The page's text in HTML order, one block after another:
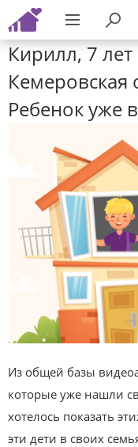
Кирилл, 7 лет
Кемеровская
Ребенок уже
Из общей базы
которые уже нашли
хотелось показать
эти дети в своих